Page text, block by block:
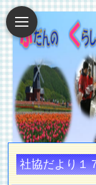
社協だより１